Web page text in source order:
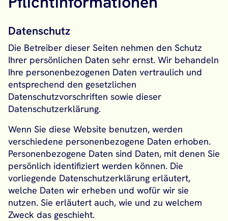
Datenschutz
Die Betreiber dieser Seiten nehmen den Schutz
Ihrer persönlichen Daten sehr ernst. Wir behandeln
Ihre personenbezogenen Daten vertraulich und
entsprechend den gesetzlichen
Datenschutzvorschriften sowie dieser
Datenschutzerklärung.
Wenn Sie diese Website benutzen, werden
verschiedene personenbezogene Daten erhoben.
Personenbezogene Daten sind Daten, mit denen Sie
persönlich identifiziert werden können. Die
vorliegende Datenschutzerklärung erläutert,
welche Daten wir erheben und wofür wir sie
nutzen. Sie erläutert auch, wie und zu welchem
Zweck das geschieht.